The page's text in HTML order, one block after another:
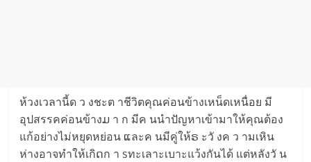
ห้วงเวลานี้ด ว งชะต าชีวิตคุณค่อนข้างเหน็ดเหนื่อย มี
อุปสรรคค่อนข้างມ า ก มีค นนำปัญหาเข้ามาให้คุณต้อง
แก้อย่างไม่หยุดหย่อน ແละค นมีคู่ให้ຣ ะวั งค ว ามเหิน
ห่างอาจทำให้เกิດก า sทะเลาะเบาะแว้งกันได้ แต่หลังวั น